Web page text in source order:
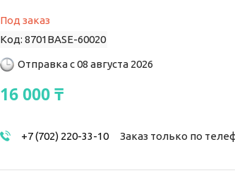
Под заказ
Код: 8701BASE-60020
Отправка с 08 августа 2026
16 000 ₸
+7 (702) 220-33-10 Заказ только по